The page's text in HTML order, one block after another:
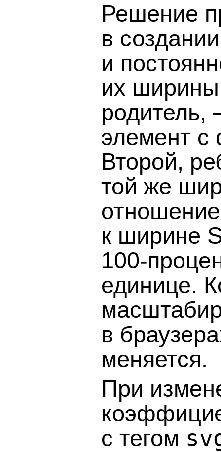
Решение
в
и
их
элемент с
Второй,
той же
к ширине
100-
единице.
в
меняется.
При
с тегом